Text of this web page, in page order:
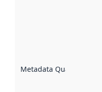
Metadata Quality